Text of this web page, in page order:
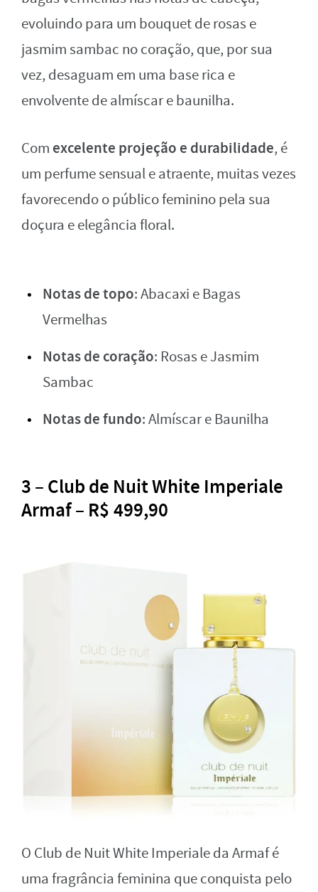
evoluindo para um bouquet de rosas e
jasmim sambac no coração, que, por sua
vez, desaguam em uma base rica e
envolvente de almíscar e baunilha.
Com excelente projeção e durabilidade, é
um perfume sensual e atraente, muitas vezes
favorecendo o público feminino pela sua
doçura e elegância floral.
Notas de topo: Abacaxi e Bagas
Vermelhas
Notas de coração: Rosas e Jasmim
Sambac
Notas de fundo: Almíscar e Baunilha
3 – Club de Nuit White Imperiale
Armaf – R$ 499,90
O Club de Nuit White Imperiale da Armaf é
uma fragrância feminina que conquista pelo